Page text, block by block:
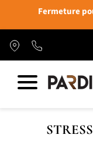
Fermeture